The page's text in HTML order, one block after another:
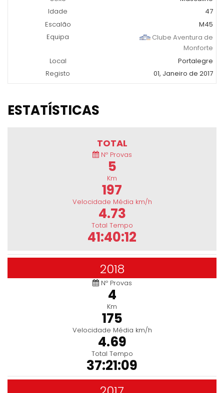
Idade
47
Escalão
M45
Equipa
Clube Aventura de
Monforte
Local
Portalegre
Registo
01, Janeiro de 2017
ESTATÍSTICAS
TOTAL
Nº Provas
5
Km
197
Velocidade Média km/h
4.73
Total Tempo
41:40:12
2018
Nº Provas
4
Km
175
Velocidade Média km/h
4.69
Total Tempo
37:21:09